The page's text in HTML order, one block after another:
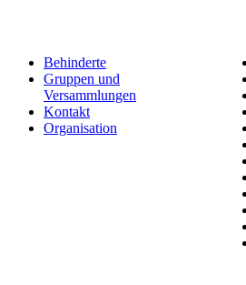
Behinderte
Gruppen und
Versammlungen
Kontakt
Organisation